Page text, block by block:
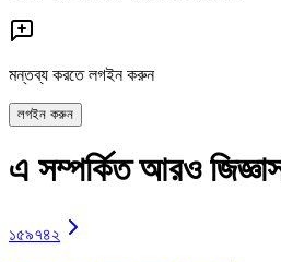
মন্তব্য করতে লগইন করুন
লগইন করুন
এ সম্পর্কিত আরও
১৫৯৭৪২